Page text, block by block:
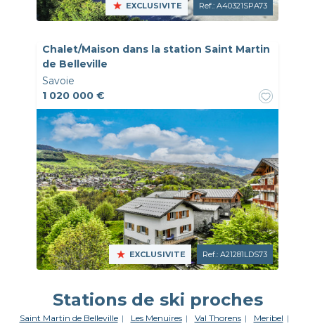
EXCLUSIVITE Ref.: A40321SPA73
Chalet/Maison dans la station Saint Martin
de Belleville
Savoie
1 020 000 €
EXCLUSIVITE Ref.: A21281LDS73
Stations de ski proches
Saint Martin de Belleville Les Menuires Val Thorens
Meribel